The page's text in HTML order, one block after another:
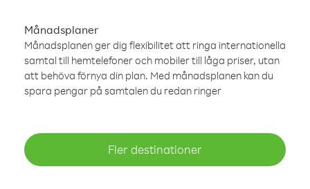
Månadsplaner
Månadsplanen ger dig flexibilitet att ringa internationella
samtal till hemtelefoner och mobiler till låga priser, utan
att behöva förnya din plan. Med månadsplanen kan du
spara pengar på samtalen du redan ringer
Fler destinationer